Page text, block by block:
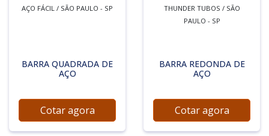
AÇO FÁCIL / SÃO PAULO - SP
BARRA QUADRADA DE
AÇO
Cotar agora
THUNDER TUBOS / SÃO
PAULO - SP
BARRA REDONDA DE
AÇO
Cotar agora